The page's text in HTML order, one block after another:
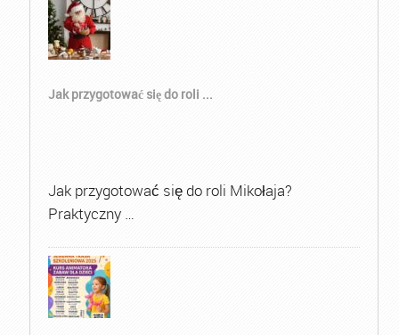
Jak przygotować się do roli ...
Jak przygotować się do roli Mikołaja?
Praktyczny …